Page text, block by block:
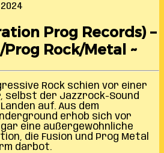
Prog Records) –
Prog Rock/Metal ~
Rock schien vor einer
selbst der Jazzrock-Sound
auf. Aus dem
erhob sich vor
eine außergewöhnliche
die Fusion und Prog Metal
darbot.